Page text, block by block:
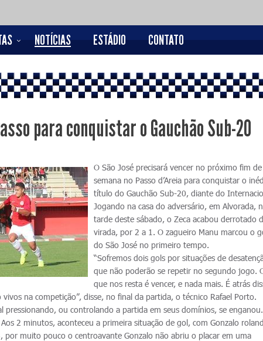
NOTÍCIAS ESTÁDIO CONTATO
para conquistar o Gauchão Sub-20
O São José precisará vencer no próximo fim de
semana no Passo d’Areia para conquistar o
título do Gauchão Sub-20, diante do
Jogando na casa do adversário, em Alvorada,
tarde deste sábado, o Zeca acabou derrotado
virada, por 2 a 1. O zagueiro Manu marcou o
do São José no primeiro tempo.
“Sofremos dois gols por situações de
que não poderão se repetir no segundo jogo.
que nos resta é vencer, e nada mais. É atrás
na competição”, disse, no final da partida, o técnico Rafael Porto.
pressionando, ou controlando a partida em seus domínios, se
2 minutos, aconteceu a primeira situação de gol, com Gonzalo
por muito pouco o centroavante Gonzalo não abriu o placar em uma